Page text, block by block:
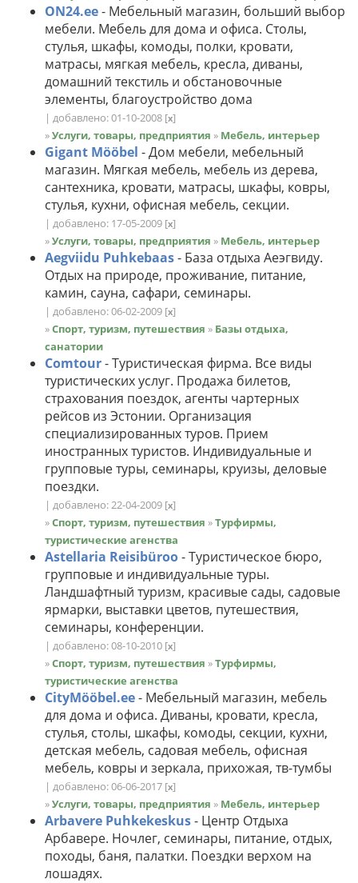
ON24.ee- Мебельный магазин, больший выбор
мебели. Мебель для дома и офиса. Столы,
стулья, шкафы, комоды, полки, кровати,
матрасы, мягкая мебель, кресла, диваны,
домашний текстиль и обстановочные
элементы, благоустройство дома
| добавлено: 01-10-2008 [x]
»Услуги, товары, предприятия » Мебель, интерьер
Gigant Mööbel - Дом мебели, мебельный
магазин. Мягкая мебель, мебель из дерева,
сантехника, кровати, матрасы, шкафы, ковры,
стулья, кухни, офисная мебель, секции.
| добавлено: 17-05-2009 [x]
»Услуги, товары, предприятия » Мебель, интерьер
Aegviidu Puhkebaas- База отдыха Аеэгвиду.
Отдых на природе, проживание, питание,
камин, сауна, сафари, семинары.
| добавлено: 06-02-2009 [x]
»Спорт, туризм, путешествия » Базы отдыха,
санатории
Comtour- Туристическая фирма. Все виды
туристических услуг. Продажа билетов,
страхования поездок, агенты чартерных
рейсов из Эстонии. Организация
специализированных туров. Прием
иностранных туристов. Индивидуальные и
групповые туры, семинары, круизы, деловые
поездки.
| добавлено: 22-04-2009 [x]
»Спорт, туризм, путешествия »Турфирмы,
туристические агенства
Astellaria Reisibüroo- Туристическое бюро,
групповые и индивидуальные туры.
Ландшафтный туризм, красивые сады, садовые
ярмарки, выставки цветов, путешествия,
семинары, конференции.
| добавлено: 08-10-2010 [x]
»Спорт, туризм, путешествия »Турфирмы,
туристические агенства
CityMööbel.ee- Мебельный магазин, мебель
для дома и офиса. Диваны, кровати, кресла,
стулья, столы, шкафы, комоды, секции, кухни,
детская мебель, садовая мебель, офисная
мебель, ковры и зеркала, прихожая, тв-тумбы
| добавлено: 06-06-2017 [x]
»Услуги, товары, предприятия » Мебель, интерьер
Arbavere Puhkekeskus- Центр Отдыха
Арбавере. Ночлег, семинары, питание, отдых,
походы, баня, палатки. Поездки верхом на
лошадях.